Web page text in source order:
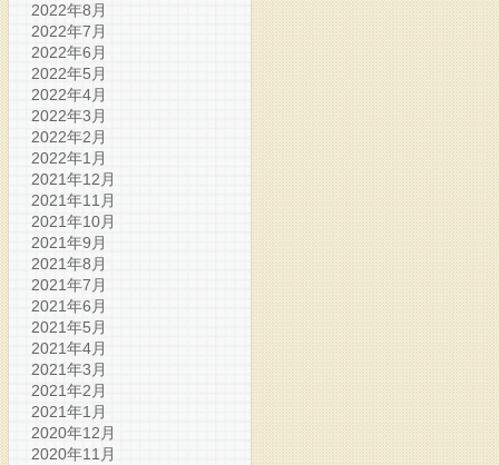
2022年8月
2022年7月
2022年6月
2022年5月
2022年4月
2022年3月
2022年2月
2022年1月
2021年12月
2021年11月
2021年10月
2021年9月
2021年8月
2021年7月
2021年6月
2021年5月
2021年4月
2021年3月
2021年2月
2021年1月
2020年12月
2020年11月